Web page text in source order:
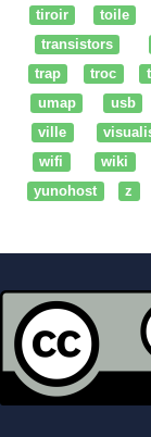
tiroir
toile
transistors
trap
troc
umap
usb
ville
wifi
wiki
yunohost
z